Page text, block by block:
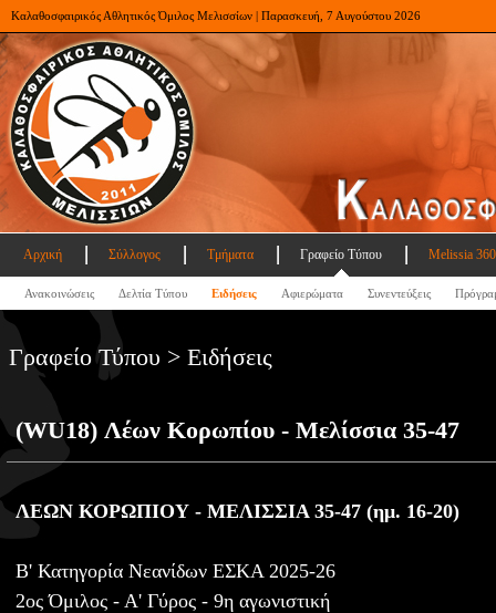
Καλαθοσφαιρικός Αθλητικός Όμιλος Μελισσίων | Παρασκευή, 7 Αυγούστου 2026
Αρχική Σύλλογος Τμήματα Γραφείο Τύπου Melissia
Ανακοινώσεις Δελτία Τύπου Ειδήσεις Αφιερώματα Συνεντεύξεις
Γραφείο Τύπου > Ειδήσεις
(WU18) Λέων Κορωπίου - Μελίσσια 35-47
ΛΕΩΝ ΚΟΡΩΠΙΟΥ - ΜΕΛΙΣΣΙΑ 35-47 (ημ. 16-20)
Β' Κατηγορία Νεανίδων ΕΣΚΑ 2025-26
2ος Όμιλος - Α' Γύρος - 9η αγωνιστική